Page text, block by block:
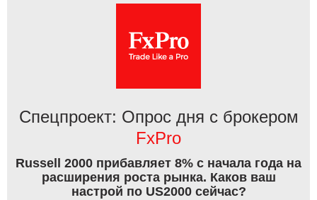
Спецпроект: Опрос дня с брокером
FxPro
Russell 2000 прибавляет 8% с начала года на
расширения роста рынка. Каков ваш
настрой по US2000 сейчас?